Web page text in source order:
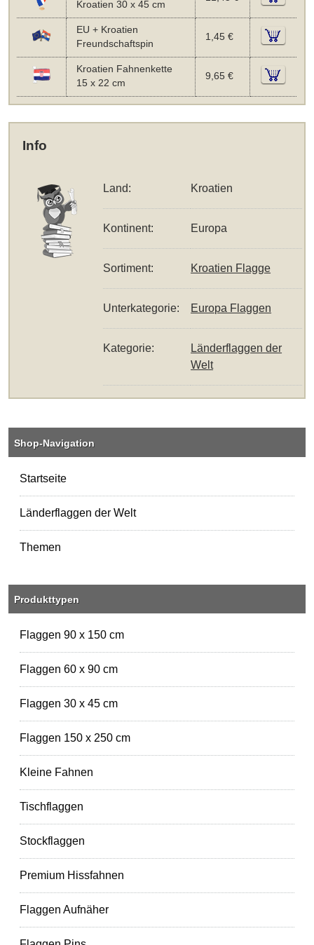
Kroatien 30 x 45 cm
EU + Kroatien
Freundschaftspin
1,45 €
Kroatien Fahnenkette
15 x 22 cm
9,65 €
Info
Land: Kroatien
Kontinent: Europa
Sortiment: Kroatien Flagge
Unterkategorie: Europa Flaggen
Kategorie:
Länderflaggen der
Welt
Shop-Navigation
Startseite
Länderflaggen der Welt
Themen
Produkttypen
Flaggen 90 x 150 cm
Flaggen 60 x 90 cm
Flaggen 30 x 45 cm
Flaggen 150 x 250 cm
Kleine Fahnen
Tischflaggen
Stockflaggen
Premium Hissfahnen
Flaggen Aufnäher